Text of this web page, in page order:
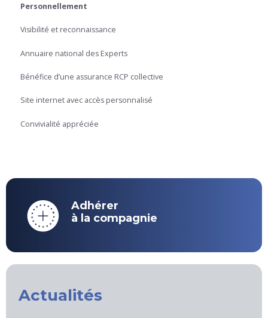
Personnellement
Visibilité et reconnaissance
Annuaire national des Experts
Bénéfice d’une assurance RCP collective
Site internet avec accès personnalisé
Convivialité appréciée
Adhérer
à la compagnie
Actualités